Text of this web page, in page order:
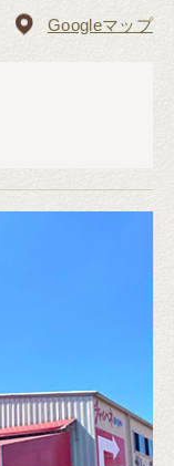
Googleマップ